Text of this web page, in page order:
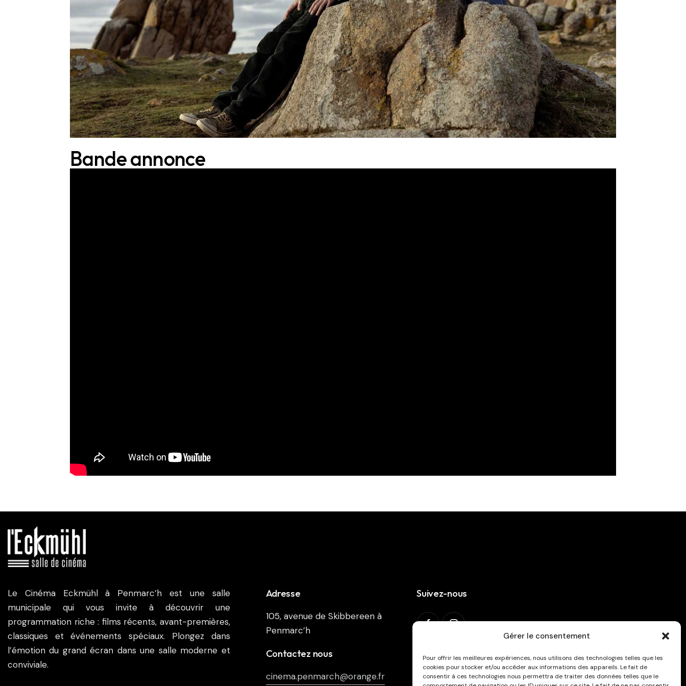
Gérer le consentement
Pour offrir les meilleures expériences, nous utilisons des technologies telles que les
cookies pour stocker et/ou accéder aux informations des appareils. Le fait de
consentir à ces technologies nous permettra de traiter des données telles que le
Bande annonce
Le Cinéma Eckmühl à Penmarc’h est une salle
municipale qui vous invite à découvrir une
programmation riche : films récents, avant-premières,
classiques et événements spéciaux. Plongez dans
l’émotion du grand écran dans une salle moderne et
conviviale.
Adresse
105, avenue de Skibbereen à
Penmarc’h
Contactez nous
cinema.penmarch@orange.fr
Suivez-nous